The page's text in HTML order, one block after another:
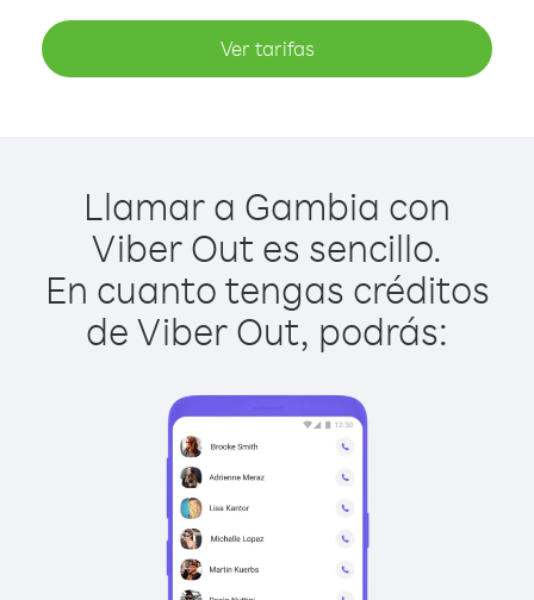
Ver tarifas
Llamar a Gambia con
Viber Out es sencillo.
En cuanto tengas créditos
de Viber Out, podrás: